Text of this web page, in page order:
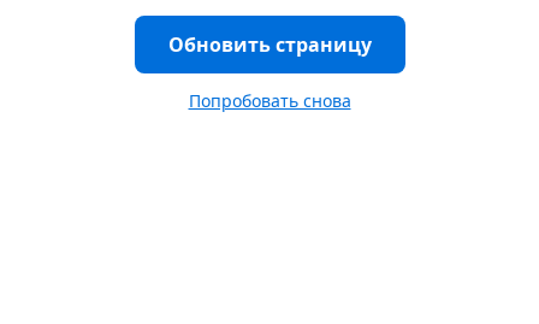
Обновить страницу
Попробовать снова